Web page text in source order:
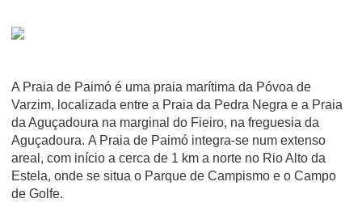
A Praia de Paimó é uma praia marí­tima da Póvoa de
Varzim, localizada entre a Praia da Pedra Negra e a Praia
da Aguçadoura na marginal do Fieiro, na freguesia da
Aguçadoura. A Praia de Paimó integra-se num extenso
areal, com início a cerca de 1 km a norte no Rio Alto da
Estela, onde se situa o Parque de Campismo e o Campo
de Golfe.